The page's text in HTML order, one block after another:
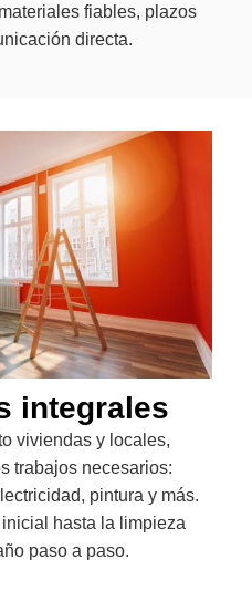
fiables, plazos
directa.
integrales
viviendas y locales,
trabajos necesarios:
pintura y más.
hasta la limpieza
paso a paso.